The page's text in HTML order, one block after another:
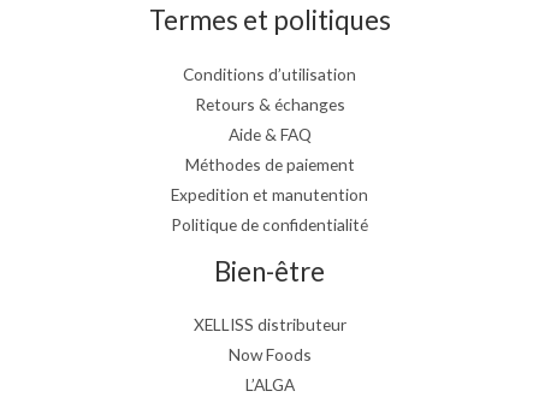
Termes et politiques
Conditions d’utilisation
Retours & échanges
Aide & FAQ
Méthodes de paiement
Expedition et manutention
Politique de confidentialité
Bien-être
XELLISS distributeur
Now Foods
L’ALGA